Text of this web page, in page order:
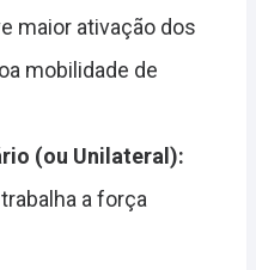
maior ativação dos
mobilidade de
(ou Unilateral):
a força